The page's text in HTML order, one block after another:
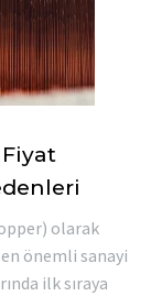
Fiyat
olarak
önemli sanayi
ilk sıraya